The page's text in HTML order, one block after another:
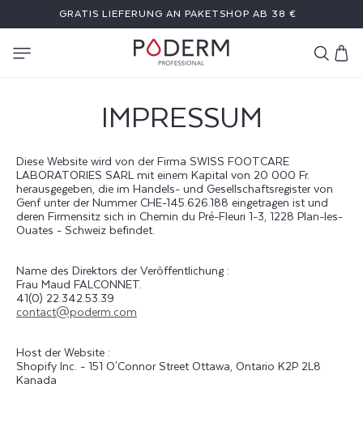
INHALT
GRATIS LIEFERUNG AN PAKETSHOP AB 38 €
IMPRESSUM
Diese Website wird von der Firma SWISS FOOTCARE
LABORATORIES SARL mit einem Kapital von 20 000 Fr.
herausgegeben, die im Handels- und Gesellschaftsregister von
Genf unter der Nummer CHE-145.626.188 eingetragen ist und
deren Firmensitz sich in Chemin du Pré-Fleuri 1-3, 1228 Plan-les-
Ouates - Schweiz befindet.
Name des Direktors der Veröffentlichung :
Frau Maud FALCONNET.
41(0) 22.342.53.39
contact@poderm.com
Host der Website :
Shopify Inc. - 151 O'Connor Street Ottawa, Ontario K2P 2L8
Kanada